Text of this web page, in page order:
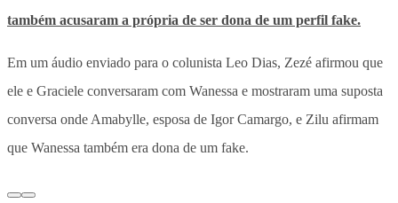
também acusaram a própria de ser dona de um perfil fake.
Em um áudio enviado para o colunista Leo Dias, Zezé afirmou que
ele e Graciele conversaram com Wanessa e mostraram uma suposta
conversa onde Amabylle, esposa de Igor Camargo, e Zilu afirmam
que Wanessa também era dona de um fake.